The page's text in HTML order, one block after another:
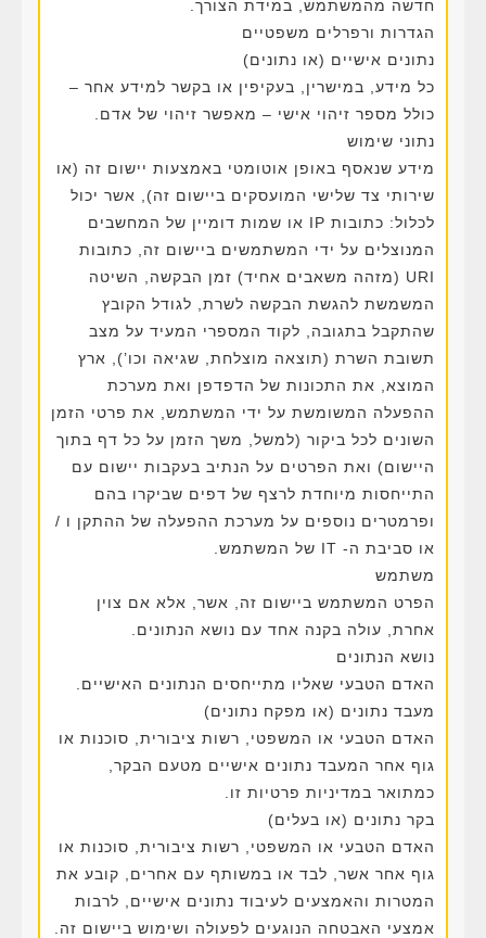
חדשה מהמשתמש, במידת הצורך.
הגדרות ורפרלים משפטיים
נתונים אישיים (או נתונים)
כל מידע, במישרין, בעקיפין או בקשר למידע אחר –
כולל מספר זיהוי אישי – מאפשר זיהוי של אדם.
נתוני שימוש
מידע שנאסף באופן אוטומטי באמצעות יישום זה (או
שירותי צד שלישי המועסקים ביישום זה), אשר יכול
לכלול: כתובות IP או שמות דומיין של המחשבים
המנוצלים על ידי המשתמשים ביישום זה, כתובות
URI (מזהה משאבים אחיד) זמן הבקשה, השיטה
המשמשת להגשת הבקשה לשרת, לגודל הקובץ
שהתקבל בתגובה, לקוד המספרי המעיד על מצב
תשובת השרת (תוצאה מוצלחת, שגיאה וכו’), ארץ
המוצא, את התכונות של הדפדפן ואת מערכת
ההפעלה המשומשת על ידי המשתמש, את פרטי הזמן
השונים לכל ביקור (למשל, משך הזמן על כל דף בתוך
היישום) ואת הפרטים על הנתיב בעקבות יישום עם
התייחסות מיוחדת לרצף של דפים שביקרו בהם
ופרמטרים נוספים על מערכת ההפעלה של ההתקן ו /
או סביבת ה- IT של המשתמש.
משתמש
הפרט המשתמש ביישום זה, אשר, אלא אם צוין
אחרת, עולה בקנה אחד עם נושא הנתונים.
נושא הנתונים
האדם הטבעי שאליו מתייחסים הנתונים האישיים.
מעבד נתונים (או מפקח נתונים)
האדם הטבעי או המשפטי, רשות ציבורית, סוכנות או
גוף אחר המעבד נתונים אישיים מטעם הבקר,
כמתואר במדיניות פרטיות זו.
בקר נתונים (או בעלים)
האדם הטבעי או המשפטי, רשות ציבורית, סוכנות או
גוף אחר אשר, לבד או במשותף עם אחרים, קובע את
המטרות והאמצעים לעיבוד נתונים אישיים, לרבות
אמצעי האבטחה הנוגעים לפעולה ושימוש ביישום זה.